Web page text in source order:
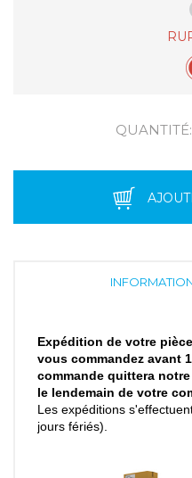
QUANTITÉ: